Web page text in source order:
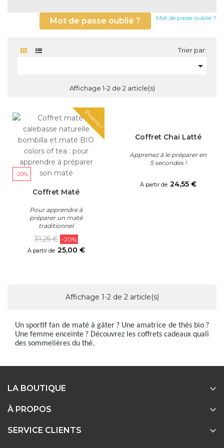
Mot de passe oublié ?
Mot de passe oublié ?
Trier par:

Affichage 1-2 de 2 article(s)
Promo !
-20%
Coffret Maté
Pour apprendre à
préparer un maté
traditionnel
Prix
habituel
31,25 € -20%
À partir de 25,00 €
Coffret Chai Latté
Apprenez à le préparer en
5 secondes !
Prix
À partir de 24,55 €
Affichage 1-2 de 2 article(s)
Un sportif fan de maté à gâter ? Une amatrice de thés bio ?
Une femme enceinte ? Découvrez les coffrets cadeaux quali
des sommelières du thé.
LA BOUTIQUE 
À PROPOS 
SERVICE CLIENTS 